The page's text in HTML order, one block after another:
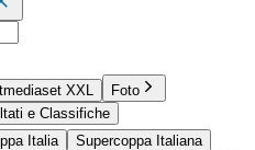
XXL
Foto
e Classifiche
Italia
Supercoppa Italiana